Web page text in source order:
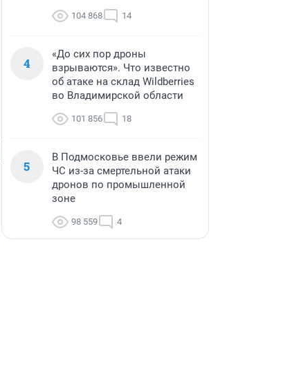
104 868 14
4
«До сих пор дроны
взрываются». Что известно
об атаке на склад Wildberries
во Владимирской области
101 856 18
5
В Подмосковье ввели режим
ЧС из-за смертельной атаки
дронов по промышленной
зоне
98 559 4